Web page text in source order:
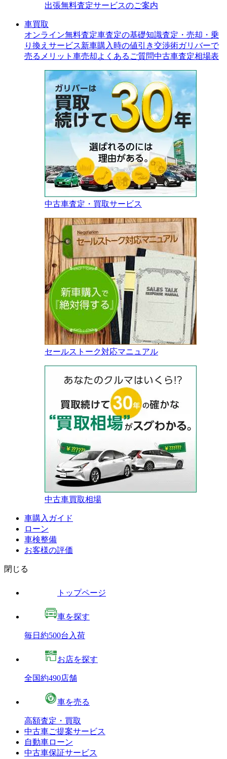
出張無料査定サービスのご案内
車買取
オンライン無料査定車査定の基礎知識査定・売却・乗
り換えサービス新車購入時の値引き交渉術ガリバーで
売るメリット 車売却よくあるご質問中古車査定相場表
中古車査定・買取サービス
セールストーク対応マニュアル
中古車買取相場
車購入ガイド
ローン
車検整備
お客様の評価
閉じる
トップページ
車を探す
毎日約500台入荷
お店を探す
全国約490店舗
車を売る
高額査定・買取
中古車ご提案サービス
自動車ローン
中古車保証サービス